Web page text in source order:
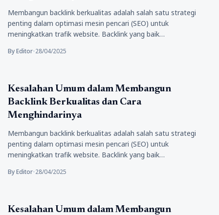
Membangun backlink berkualitas adalah salah satu strategi
penting dalam optimasi mesin pencari (SEO) untuk
meningkatkan trafik website. Backlink yang baik…
By Editor•28/04/2025
Tips Marketing
Kesalahan Umum dalam Membangun
Backlink Berkualitas dan Cara
Menghindarinya
Membangun backlink berkualitas adalah salah satu strategi
penting dalam optimasi mesin pencari (SEO) untuk
meningkatkan trafik website. Backlink yang baik…
By Editor•28/04/2025
Tips Marketing
Kesalahan Umum dalam Membangun